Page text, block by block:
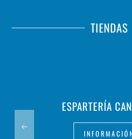
TIENDAS
ESPARTERÍA